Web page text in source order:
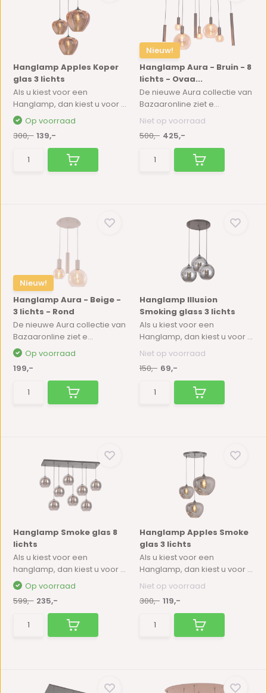
Hanglamp Apples Koper
glas 3 lichts
Als u kiest voor een
Hanglamp, dan kiest u voor ...
Op voorraad
300,- 139,-
Nieuw!
Hanglamp Aura - Bruin - 8
lichts - Ovaa...
De nieuwe Aura collectie van
Bazaaronline ziet e...
Niet op voorraad
500,- 425,-
Nieuw!
Hanglamp Aura - Beige -
3 lichts - Rond
De nieuwe Aura collectie van
Bazaaronline ziet e...
Op voorraad
199,-
Hanglamp Illusion
Smoking glass 3 lichts
Als u kiest voor een
Hanglamp, dan kiest u voor ...
Niet op voorraad
150,- 69,-
Hanglamp Smoke glas 8
lichts
Als u kiest voor een
hanglamp, dan kiest u voor ...
Op voorraad
599,- 235,-
Hanglamp Apples Smoke
glas 3 lichts
Als u kiest voor een
Hanglamp, dan kiest u voor ...
Niet op voorraad
300,- 119,-